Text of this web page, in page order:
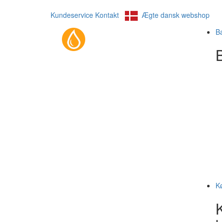
Kundeservice Kontakt
Ægte dansk webshop